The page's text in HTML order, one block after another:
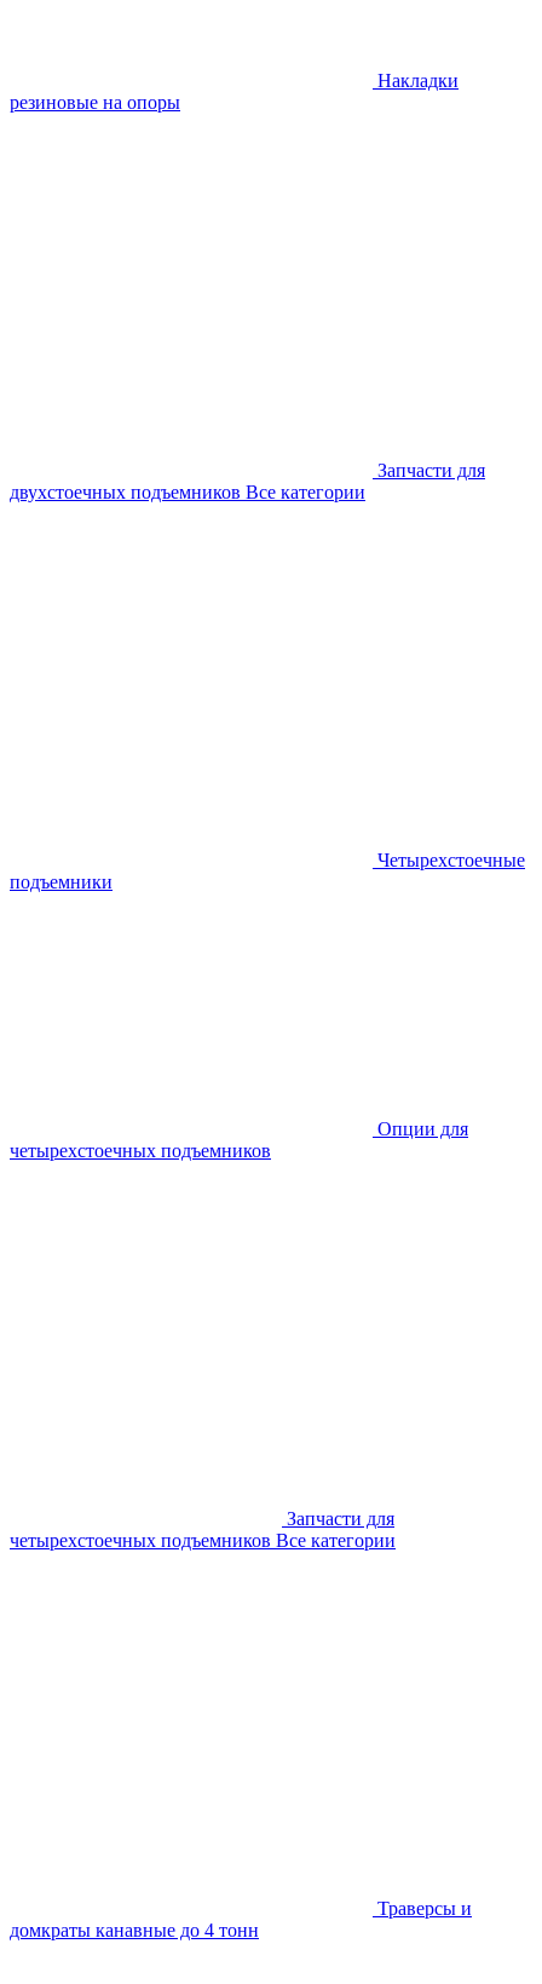
Накладки
резиновые на опоры
Запчасти для
двухстоечных подъемников Все категории
Четырехстоечные
подъемники
Опции для
четырехстоечных подъемников
Запчасти для
четырехстоечных подъемников Все категории
Траверсы и
домкраты канавные до 4 тонн